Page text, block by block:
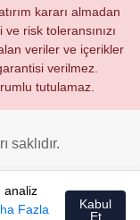
kararı almadan
risk toleransınızı
veriler ve içerikler
verilmez.
tutulamaz.
saklıdır.
analiz
Fazla
Kabul
Et